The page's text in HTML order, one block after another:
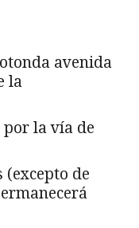
avenida
la
por la vía de
de